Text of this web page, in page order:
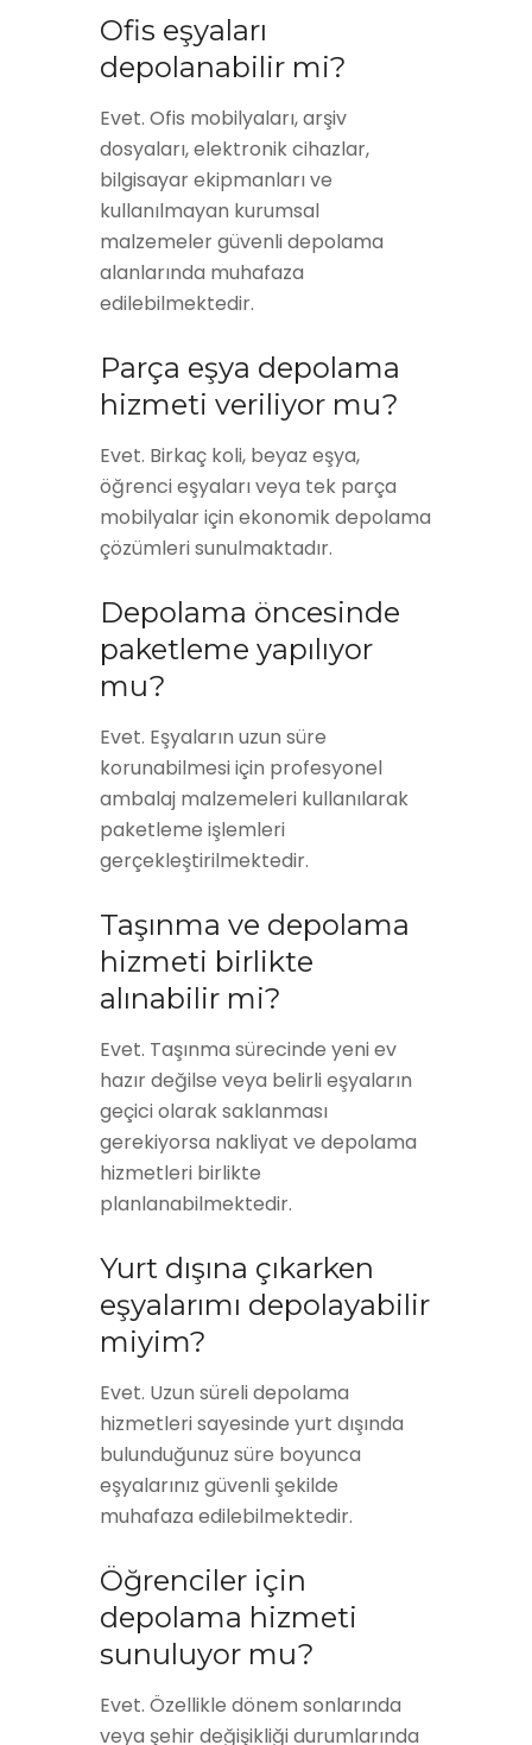
Ofis eşyaları
depolanabilir mi?
Evet. Ofis mobilyaları, arşiv
dosyaları, elektronik cihazlar,
bilgisayar ekipmanları ve
kullanılmayan kurumsal
malzemeler güvenli depolama
alanlarında muhafaza
edilebilmektedir.
Parça eşya depolama
hizmeti veriliyor mu?
Evet. Birkaç koli, beyaz eşya,
öğrenci eşyaları veya tek parça
mobilyalar için ekonomik depolama
çözümleri sunulmaktadır.
Depolama öncesinde
paketleme yapılıyor
mu?
Evet. Eşyaların uzun süre
korunabilmesi için profesyonel
ambalaj malzemeleri kullanılarak
paketleme işlemleri
gerçekleştirilmektedir.
Taşınma ve depolama
hizmeti birlikte
alınabilir mi?
Evet. Taşınma sürecinde yeni ev
hazır değilse veya belirli eşyaların
geçici olarak saklanması
gerekiyorsa nakliyat ve depolama
hizmetleri birlikte
planlanabilmektedir.
Yurt dışına çıkarken
eşyalarımı depolayabilir
miyim?
Evet. Uzun süreli depolama
hizmetleri sayesinde yurt dışında
bulunduğunuz süre boyunca
eşyalarınız güvenli şekilde
muhafaza edilebilmektedir.
Öğrenciler için
depolama hizmeti
sunuluyor mu?
Evet. Özellikle dönem sonlarında
veya şehir değişikliği durumlarında